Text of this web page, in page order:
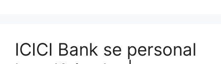
ICICI Bank se personal